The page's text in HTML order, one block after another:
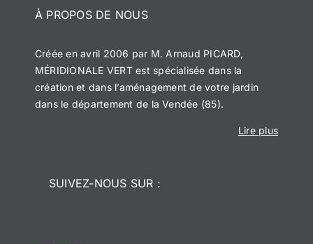
À PROPOS DE NOUS
Créée en avril 2006 par M. Arnaud PICARD,
MÉRIDIONALE VERT est spécialisée dans la
création et dans l’aménagement de votre jardin
dans le département de la Vendée (85).
Lire plus
SUIVEZ-NOUS SUR :